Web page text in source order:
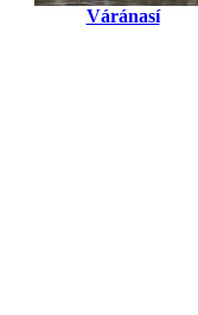
Váránasí